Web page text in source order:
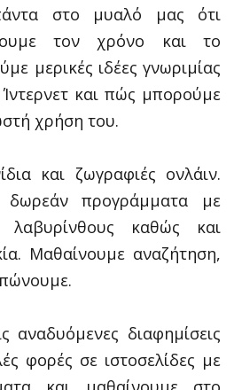
στο μυαλό μας ότι
τον χρόνο και το
μερικές ιδέες γνωριμίας
και πώς μπορούμε
χρήση του.
και ζωγραφιές ονλάιν.
δωρεάν προγράμματα με
λαβυρίνθους καθώς και
Μαθαίνουμε αναζήτηση,
αναδυόμενες διαφημίσεις
φορές σε ιστοσελίδες με